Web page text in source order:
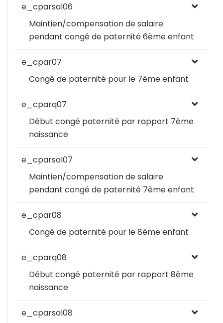
e_cparsal06
Maintien/compensation de salaire
pendant congé de paternité 6ème enfant
e_cpar07
Congé de paternité pour le 7ème enfant
e_cparq07
Début congé paternité par rapport 7ème
naissance
e_cparsal07
Maintien/compensation de salaire
pendant congé de paternité 7ème enfant
e_cpar08
Congé de paternité pour le 8ème enfant
e_cparq08
Début congé paternité par rapport 8ème
naissance
e_cparsal08